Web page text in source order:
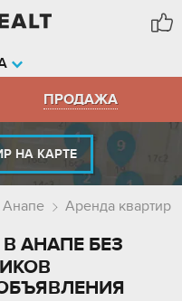
ПРОДАЖА
НА КАРТЕ
Анапе Аренда квартир
АНАПЕ БЕЗ